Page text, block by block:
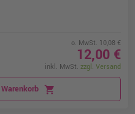
o. MwSt. 10,08 €
12,00 €
inkl. MwSt. zzgl. Versand
shopping_cart